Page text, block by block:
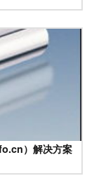
）解决方案